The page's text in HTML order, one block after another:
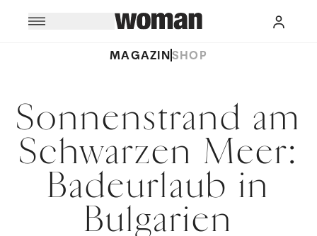
MAGAZINSHOP
Sonnenstrand am
Schwarzen Meer:
Badeurlaub in
Bulgarien